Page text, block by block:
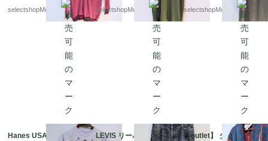
イズ 薄手の セータ
ー ブラックの中付け
selectshopMerci.
美品 お袖ぷっくり
selectshopMerci.
ン PUG UNIVER
SEL STUDIOS 動物
selectshopMerci.
Hanes USA Lサイズ
LEVIS リーバイス 50
【outlet】 タオル地